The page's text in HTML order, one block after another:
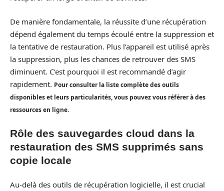
De manière fondamentale, la réussite d’une récupération
dépend également du temps écoulé entre la suppression et
la tentative de restauration. Plus l’appareil est utilisé après
la suppression, plus les chances de retrouver des SMS
diminuent. C’est pourquoi il est recommandé d’agir
rapidement. Pour consulter la liste complète des outils
disponibles et leurs particularités, vous pouvez vous référer à des
ressources en ligne.
Rôle des sauvegardes cloud dans la
restauration des SMS supprimés sans
copie locale
Au-delà des outils de récupération logicielle, il est crucial